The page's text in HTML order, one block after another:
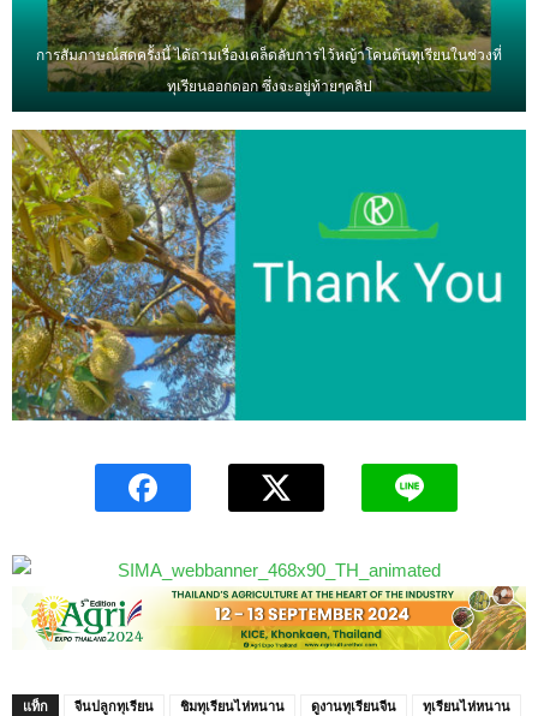
การสัมภาษณ์สดครั้งนี้ ได้ถามเรื่องเคล็ดลับการไว้หญ้าโคนต้นทุเรียนในช่วงที่
ทุเรียนออกดอก ซึ่งจะอยู่ท้ายๆคลิป
แท็ก จีนปลูกทุเรียน ชิมทุเรียนไห่หนาน ดูงานทุเรียนจีน
ทุเรียนไห่หนาน